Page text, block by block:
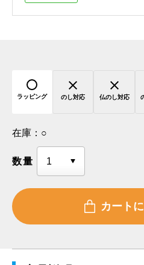
ラッピング のし対応 仏のし対応
在庫： ○
数量